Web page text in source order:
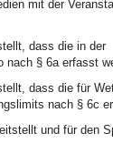
mit der
dass die in der
nach § 6a erfasst
dass die für
nach § 6c
und für den